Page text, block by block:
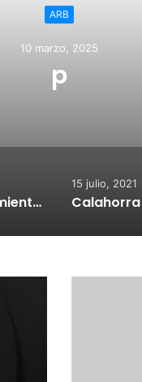
ARB
10 marzo, 2025
p
El Ayuntamiento de Calahorra convoca subvenciones para la adquisión de medidores de CO2
15 julio, 2021